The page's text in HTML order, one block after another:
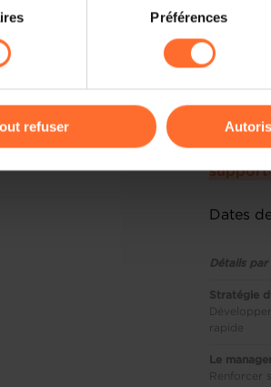
la navigation sur le site et certaines
des préférences de lecture vidéo,
tous les cookies ou des cookies non
page.
Charte
Préférences
refuser
Le
2024 et
En cas
Dates
Détails par
Stratégie
rapide
Le
Renforcer